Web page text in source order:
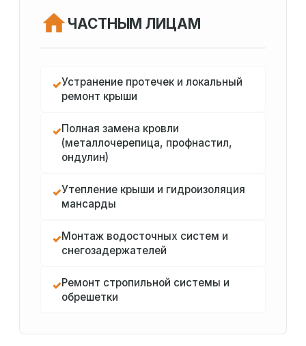
ЧАСТНЫМ ЛИЦАМ
✓Устранение протечек и локальный
ремонт крыши
✓Полная замена кровли
(металлочерепица, профнастил,
ондулин)
✓Утепление крыши и гидроизоляция
мансарды
✓Монтаж водосточных систем и
снегозадержателей
✓Ремонт стропильной системы и
обрешетки